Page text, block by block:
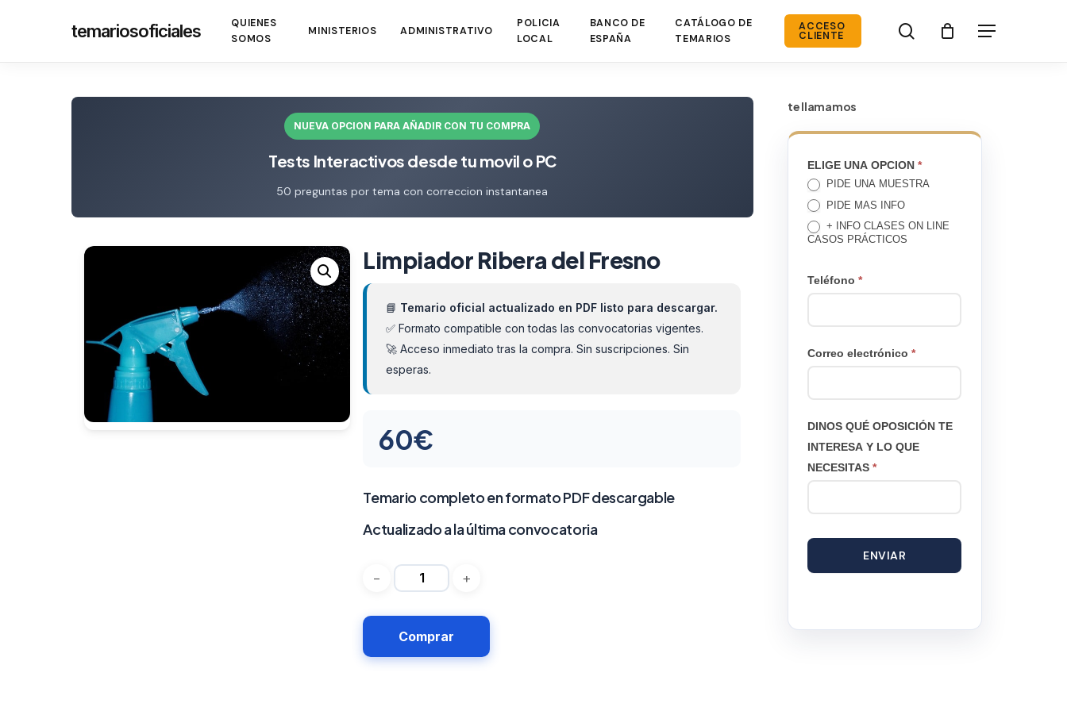
temariosoficiales
QUIENES
SOMOS
MINISTERIOS ADMINISTRATIVO
POLICIA
LOCAL
BANCO DE
ESPAÑA
CATÁLOGO DE
TEMARIOS
ACCESO
CLIENTE search Menú
NUEVA OPCION PARA AÑADIR CON TU COMPRA
Tests Interactivos desde tu movil o PC
50 preguntas por tema con correccion instantanea
Limpiador Ribera del Fresno
📘 Temario oficial actualizado en PDF listo para descargar.
✅ Formato compatible con todas las convocatorias vigentes.
🚀 Acceso inmediato tras la compra. Sin suscripciones. Sin
esperas.
60€
Temario completo en formato PDF descargable
Actualizado a la última convocatoria
Comprar
te llamamos
TE
LLAMAMOS
ELIGE UNA OPCION*
PIDE UNA MUESTRA
PIDE MAS INFO
+ INFO CLASES ON LINE
CASOS PRÁCTICOS
Teléfono*
Correo electrónico*
DINOS QUÉ OPOSICIÓN TE
INTERESA Y LO QUE
NECESITAS*
ENVIAR